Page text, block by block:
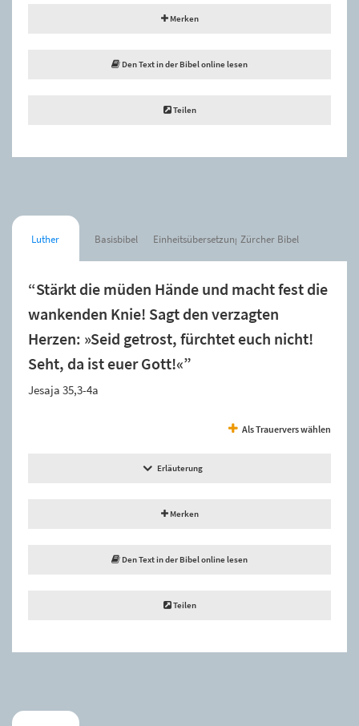
Merken
Den Text in der Bibel online lesen
Teilen
Luther Basisbibel Einheitsübersetzung Zürcher Bibel
“Stärkt die müden Hände und macht fest die
wankenden Knie! Sagt den verzagten
Herzen: »Seid getrost, fürchtet euch nicht!
Seht, da ist euer Gott!«”
Jesaja 35,3-4a
Als Trauervers wählen
Erläuterung
Merken
Den Text in der Bibel online lesen
Teilen